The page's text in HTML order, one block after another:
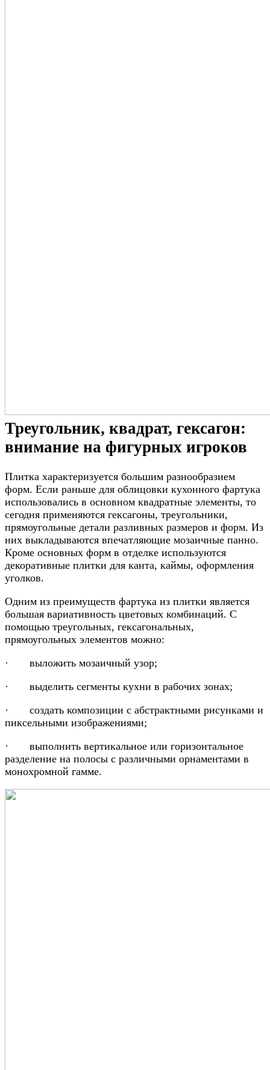
Треугольник, квадрат, гексагон:
внимание на фигурных игроков
Плитка характеризуется большим разнообразием
форм. Если раньше для облицовки кухонного фартука
использовались в основном квадратные элементы, то
сегодня применяются гексагоны, треугольники,
прямоугольные детали разливных размеров и форм. Из
них выкладываются впечатляющие мозаичные панно.
Кроме основных форм в отделке используются
декоративные плитки для канта, каймы, оформления
уголков.
Одним из преимуществ фартука из плитки является
большая вариативность цветовых комбинаций. С
помощью треугольных, гексагональных,
прямоугольных элементов можно:
· выложить мозаичный узор;
· выделить сегменты кухни в рабочих зонах;
· создать композиции с абстрактными рисунками и
пиксельными изображениями;
· выполнить вертикальное или горизонтальное
разделение на полосы с различными орнаментами в
монохромной гамме.